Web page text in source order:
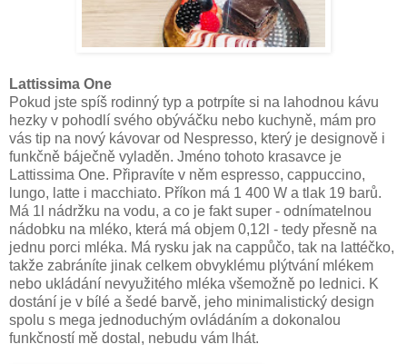
Lattissima One
Pokud jste spíš rodinný typ a potrpíte si na lahodnou kávu
hezky v pohodlí svého obýváčku nebo kuchyně, mám pro
vás tip na nový kávovar od Nespresso, který je designově i
funkčně báječně vyladěn. Jméno tohoto krasavce je
Lattissima One. Připravíte v něm espresso, cappuccino,
lungo, latte i macchiato. Příkon má 1 400 W a tlak 19 barů.
Má 1l nádržku na vodu, a co je fakt super - odnímatelnou
nádobku na mléko, která má objem 0,12l - tedy přesně na
jednu porci mléka. Má rysku jak na cappůčo, tak na lattéčko,
takže zabráníte jinak celkem obvyklému plýtvání mlékem
nebo ukládání nevyužitého mléka všemožně po lednici. K
dostání je v bílé a šedé barvě, jeho minimalistický design
spolu s mega jednoduchým ovládáním a dokonalou
funkčností mě dostal, nebudu vám lhát.